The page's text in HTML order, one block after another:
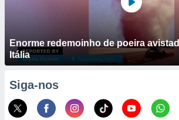
Enorme redemoinho de poeira
Itália
Siga-nos